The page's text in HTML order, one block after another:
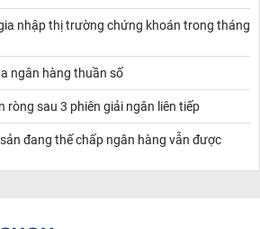
nhập thị trường chứng khoán trong tháng
ngân hàng thuần số
ròng sau 3 phiên giải ngân liên tiếp
đang thế chấp ngân hàng vẫn được